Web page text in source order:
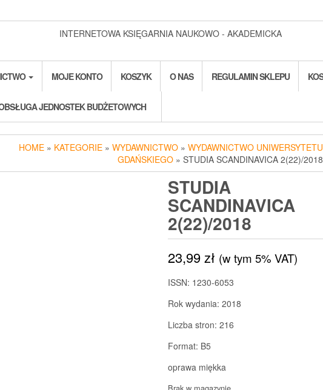
INTERNETOWA KSIĘGARNIA NAUKOWO - AKADEMICKA
MOJE KONTO KOSZYK O NAS REGULAMIN SKLEPU
JEDNOSTEK BUDŻETOWYCH
HOME » KATEGORIE » WYDAWNICTWO » WYDAWNICTWO UNIWERSYTETU
GDAŃSKIEGO » STUDIA SCANDINAVICA 2(22)/2018
STUDIA
SCANDINAVICA
2(22)/2018
23,99zł (w tym 5% VAT)
ISSN: 1230-6053
Rok wydania: 2018
Liczba stron: 216
Format: B5
oprawa miękka